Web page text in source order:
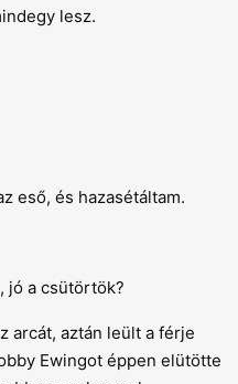
lesz.
eső, és hazasétáltam.
jó a csütörtök?
arcát, aztán leült a férje
Ewingot éppen elütötte